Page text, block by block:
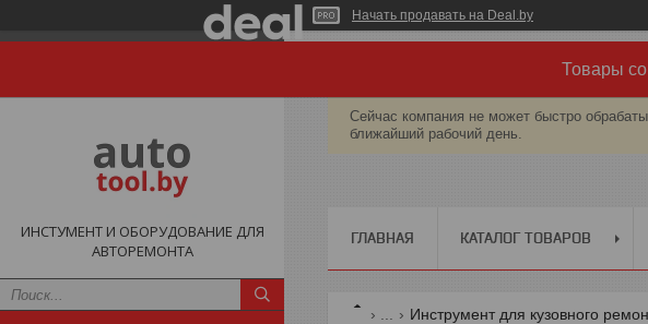
Начать продавать на Deal.by
Товары со
ИНСТУМЕНТ И ОБОРУДОВАНИЕ ДЛЯ
АВТОРЕМОНТА
Сейчас компания не может быстро
ближайший рабочий день.
ГЛАВНАЯ КАТАЛОГ ТОВАРОВ
Инструмент для кузовного